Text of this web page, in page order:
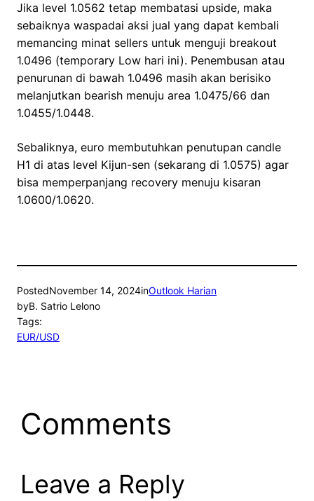
Jika level 1.0562 tetap membatasi upside, maka
sebaiknya waspadai aksi jual yang dapat kembali
memancing minat sellers untuk menguji breakout
1.0496 (temporary Low hari ini). Penembusan atau
penurunan di bawah 1.0496 masih akan berisiko
melanjutkan bearish menuju area 1.0475/66 dan
1.0455/1.0448.
Sebaliknya, euro membutuhkan penutupan candle
H1 di atas level Kijun-sen (sekarang di 1.0575) agar
bisa memperpanjang recovery menuju kisaran
1.0600/1.0620.
PostedNovember 14, 2024inOutlook Harian
byB. Satrio Lelono
Tags:
EUR/USD
Comments
Leave a Reply